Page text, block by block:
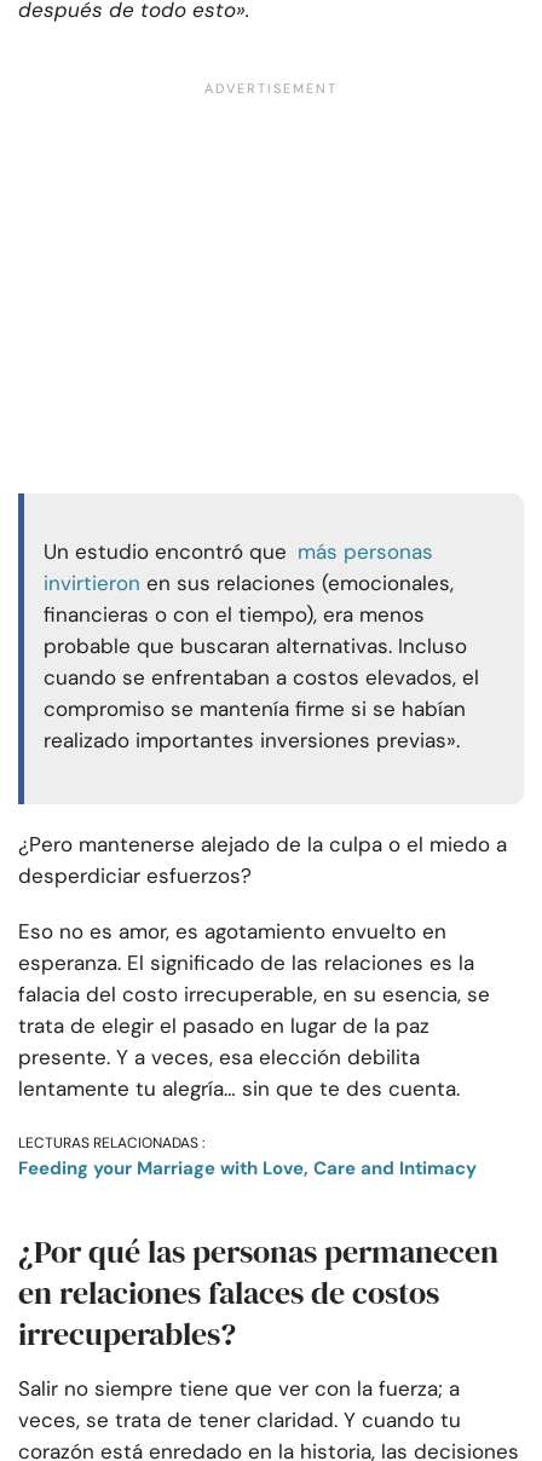
después de todo esto».
Un estudio encontró que más personas
invirtieron en sus relaciones (emocionales,
financieras o con el tiempo), era menos
probable que buscaran alternativas. Incluso
cuando se enfrentaban a costos elevados, el
compromiso se mantenía firme si se habían
realizado importantes inversiones previas».
¿Pero mantenerse alejado de la culpa o el miedo a
desperdiciar esfuerzos?
Eso no es amor, es agotamiento envuelto en
esperanza. El significado de las relaciones es la
falacia del costo irrecuperable, en su esencia, se
trata de elegir el pasado en lugar de la paz
presente. Y a veces, esa elección debilita
lentamente tu alegría… sin que te des cuenta.
LECTURAS RELACIONADAS :
Feeding your Marriage with Love, Care and Intimacy
¿Por qué las personas permanecen
en relaciones falaces de costos
irrecuperables?
Salir no siempre tiene que ver con la fuerza; a
veces, se trata de tener claridad. Y cuando tu
corazón está enredado en la historia, las decisiones